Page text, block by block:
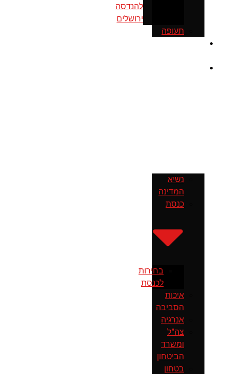
להנדסה
ירושלים
תעופה
נשיא
המדינה
כנסת
בחירות
לכנסת
איכות
הסביבה
אנרגיה
צה"ל
ומשרד
הביטחון
בטחון